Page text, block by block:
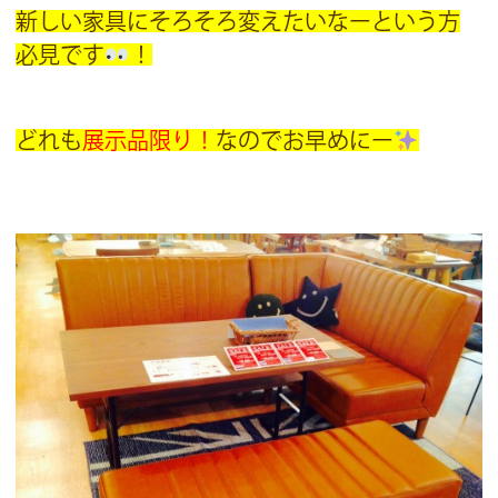
新しい家具にそろそろ変えたいなーという方
必見です
！
どれも 展示品限り！ なのでお早めにー